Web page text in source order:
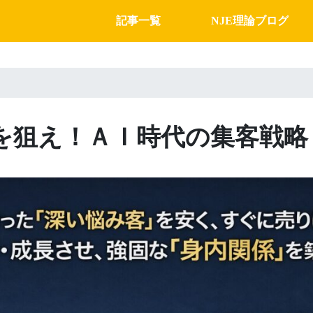
記事一覧 NJE理論ブログ
狙え！ＡＩ時代の集客戦略